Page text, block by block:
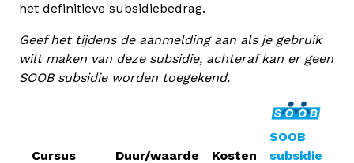
het definitieve subsidiebedrag.
Geef het tijdens de aanmelding aan als je gebruik
wilt maken van deze subsidie, achteraf kan er geen
SOOB subsidie worden toegekend.
Cursus Duur/waarde Kosten
SOOB
subsidie